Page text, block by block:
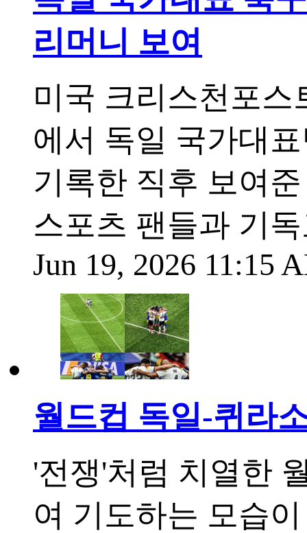
리머니 보여
미국 크리스천포스
에서 독일 국가대
기록한 직후 보여
스포츠 팬들과 기
Jun 19, 2026 11:15
월드컵 독일-퀴라
'전쟁'처럼 치열한
여 기도하는 모습